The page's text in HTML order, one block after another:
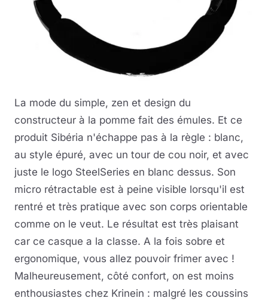
La mode du simple, zen et design du
constructeur à la pomme fait des émules. Et ce
produit Sibéria n'échappe pas à la règle : blanc,
au style épuré, avec un tour de cou noir, et avec
juste le logo SteelSeries en blanc dessus. Son
micro rétractable est à peine visible lorsqu'il est
rentré et très pratique avec son corps orientable
comme on le veut. Le résultat est très plaisant
car ce casque a la classe. A la fois sobre et
ergonomique, vous allez pouvoir frimer avec !
Malheureusement, côté confort, on est moins
enthousiastes chez Krinein : malgré les coussins